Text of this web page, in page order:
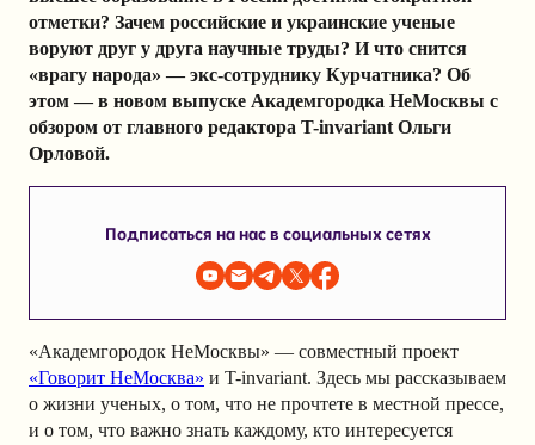
отметки? Зачем российские и украинские ученые
воруют друг у друга научные труды? И что снится
«врагу народа» — экс-сотруднику Курчатника? Об
этом — в новом выпуске Академгородка НеМосквы с
обзором от главного редактора T-invariant Ольги
Орловой.
Подписаться на нас в социальных сетях
«Академгородок НеМосквы» — совместный проект
«Говорит НеМосква» и T-invariant. Здесь мы рассказываем
о жизни ученых, о том, что не прочтете в местной прессе,
и о том, что важно знать каждому, кто интересуется